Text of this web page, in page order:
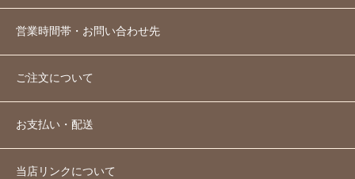
営業時間帯・お問い合わせ先
ご注文について
お支払い・配送
当店リンクについて